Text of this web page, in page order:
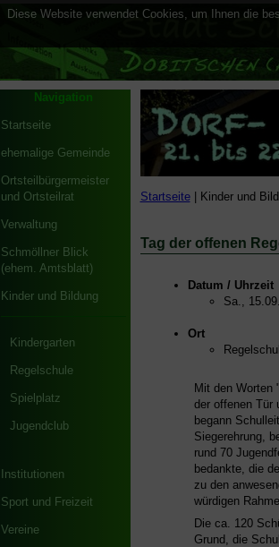
Navigation
Startseite
ehemalige Gemeinde
Ortsteilbürgermeister
und Ortsteilrat
Verwaltung
Schmöllner Blick
(ehem. Amtsblatt)
Kinder und Bildung
Kindergarten
Regelschule
Spielplatz
Jugendclub
Institutionen
Sport und Freizeit
Vereine
Startseite| Kinder und
Tag der offenen
Datum / Uhrzeit
Sa.,
Ort
Mit den
der offenen Tür
begann
Siegerehrung,
rund 70
bedankte, die
zu den
würdigen
Die ca. 120
Grund, die
Diese Website verwendet Cookies, um Ihnen die